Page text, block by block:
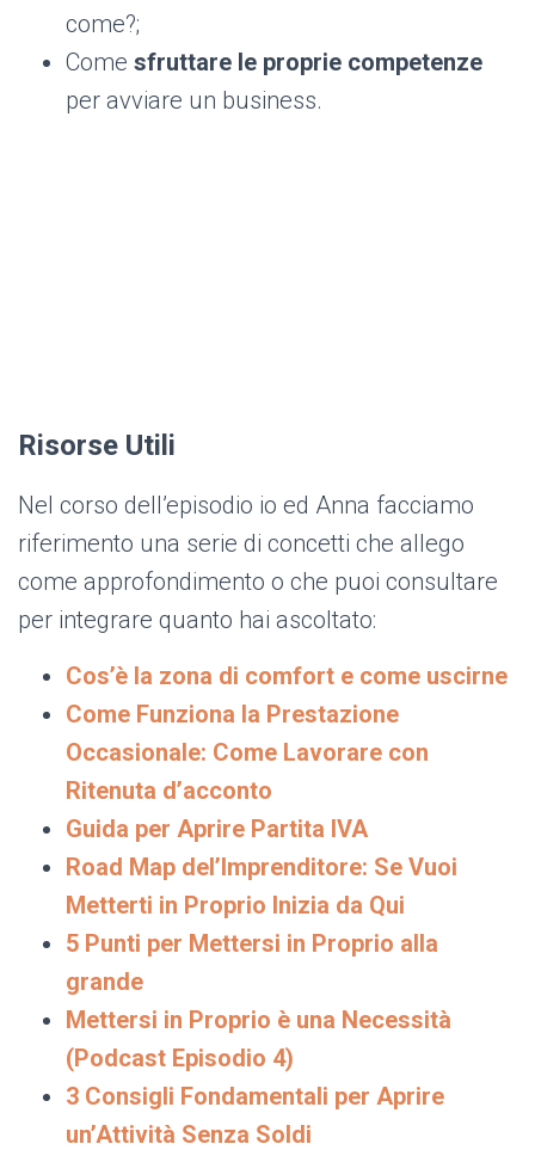
come?;
Come sfruttare le proprie competenze
per avviare un business.
Risorse Utili
Nel corso dell’episodio io ed Anna facciamo
riferimento una serie di concetti che allego
come approfondimento o che puoi consultare
per integrare quanto hai ascoltato:
Cos’è la zona di comfort e come uscirne
Come Funziona la Prestazione
Occasionale: Come Lavorare con
Ritenuta d’acconto
Guida per Aprire Partita IVA
Road Map del’Imprenditore: Se Vuoi
Metterti in Proprio Inizia da Qui
5 Punti per Mettersi in Proprio alla
grande
Mettersi in Proprio è una Necessità
(Podcast Episodio 4)
3 Consigli Fondamentali per Aprire
un’Attività Senza Soldi